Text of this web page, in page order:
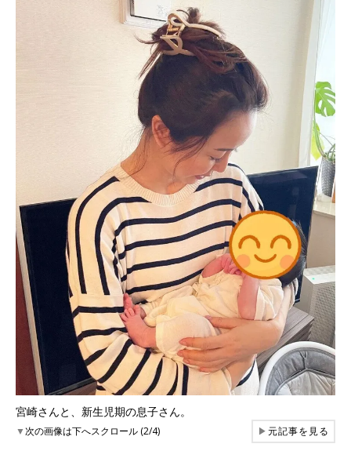
宮崎さんと、新生児期の息子さん。
▼次の画像は下へスクロール (2/4) ▶元記事を見る